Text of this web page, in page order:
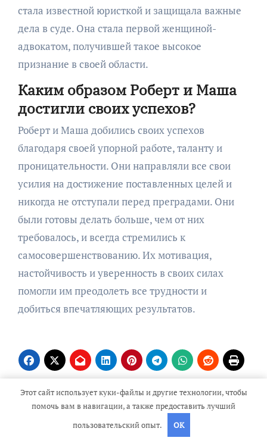
стала известной юристкой и защищала важные
дела в суде. Она стала первой женщиной-
адвокатом, получившей такое высокое
признание в своей области.
Каким образом Роберт и Маша
достигли своих успехов?
Роберт и Маша добились своих успехов
благодаря своей упорной работе, таланту и
проницательности. Они направляли все свои
усилия на достижение поставленных целей и
никогда не отступали перед преградами. Они
были готовы делать больше, чем от них
требовалось, и всегда стремились к
самосовершенствованию. Их мотивация,
настойчивость и уверенность в своих силах
помогли им преодолеть все трудности и
добиться впечатляющих результатов.
Навигация
биография, описание и
Биография зоряна
Марченко — детство,
Этот сайт использует куки-файлы и другие технологии, чтобы
помочь вам в навигации, а также предоставить лучший
пользовательский опыт.
OK